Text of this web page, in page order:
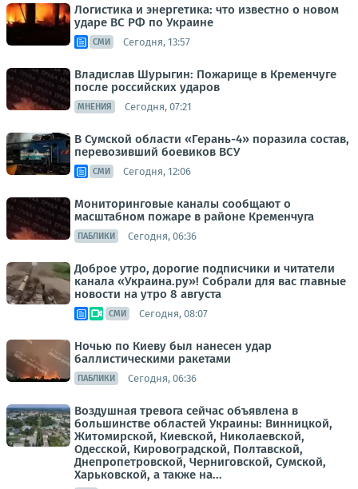
Логистика и энергетика: что известно о новом
ударе ВС РФ по Украине
СМИ Сегодня, 13:57
Владислав Шурыгин: Пожарище в Кременчуге
после российских ударов
МНЕНИЯ Сегодня, 07:21
В Сумской области «Герань-4» поразила состав,
перевозивший боевиков ВСУ
СМИ Сегодня, 12:06
Мониторинговые каналы сообщают о
масштабном пожаре в районе Кременчуга
ПАБЛИКИ Сегодня, 06:36
Доброе утро, дорогие подписчики и читатели
канала «Украина.ру»! Собрали для вас главные
новости на утро 8 августа
СМИ Сегодня, 08:07
Ночью по Киеву был нанесен удар
баллистическими ракетами
ПАБЛИКИ Сегодня, 06:36
Воздушная тревога сейчас объявлена в
большинстве областей Украины: Винницкой,
Житомирской, Киевской, Николаевской,
Одесской, Кировоградской, Полтавской,
Днепропетровской, Черниговской, Сумской,
Харьковской, а также на...